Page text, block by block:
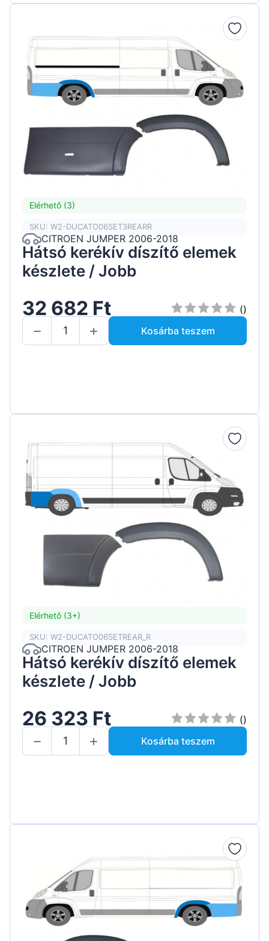
Elérhető (3)
SKU: W2-DUCATO06SET3REARR
CITROEN JUMPER 2006-2018
Hátsó kerékív díszítő elemek
készlete / Jobb
32 682 Ft
()
Kosárba teszem
Elérhető (3+)
SKU: W2-DUCATO06SETREAR_R
CITROEN JUMPER 2006-2018
Hátsó kerékív díszítő elemek
készlete / Jobb
26 323 Ft
()
Kosárba teszem